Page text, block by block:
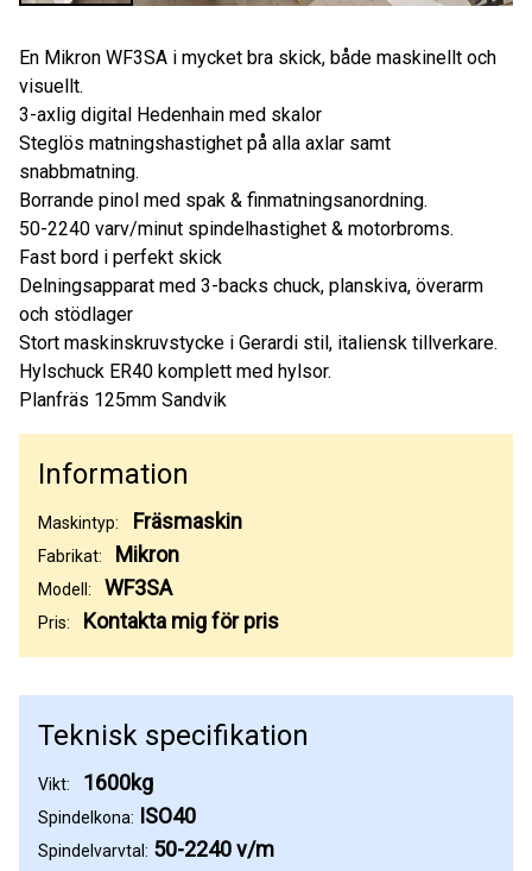
En Mikron WF3SA i mycket bra skick, både maskinellt och
visuellt.
3-axlig digital Hedenhain med skalor
Steglös matningshastighet på alla axlar samt
snabbmatning.
Borrande pinol med spak & finmatningsanordning.
50-2240 varv/minut spindelhastighet & motorbroms.
Fast bord i perfekt skick
Delningsapparat med 3-backs chuck, planskiva, överarm
och stödlager
Stort maskinskruvstycke i Gerardi stil, italiensk tillverkare.
Hylschuck ER40 komplett med hylsor.
Planfräs 125mm Sandvik
Information
Maskintyp: Fräsmaskin
Fabrikat: Mikron
Modell: WF3SA
Pris: Kontakta mig för pris
Teknisk specifikation
Vikt: 1600kg
Spindelkona: ISO40
Spindelvarvtal: 50-2240 v/m